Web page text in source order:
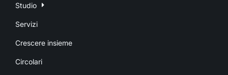
Studio
Servizi
Crescere insieme
Circolari